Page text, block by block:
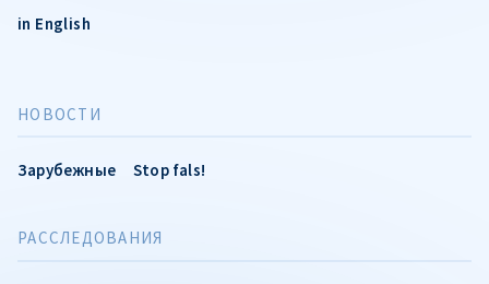
in English
НОВОСТИ
Зарубежные Stop fals!
РАССЛЕДОВАНИЯ